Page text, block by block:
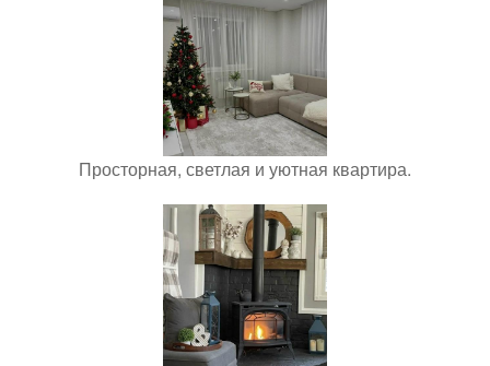
Просторная, светлая и уютная квартира.